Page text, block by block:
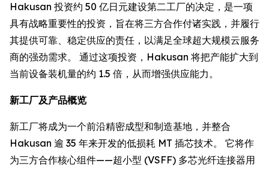
Hakusan 投资约 50 亿日元建设第二工厂的决定，是一项
具有战略重要性的投资，旨在将三方合作付诸实践，并履行
其提供可靠、稳定供应的责任，以满足全球超大规模云服务
商的强劲需求。 通过这项投资，Hakusan 将把产能扩大到
当前设备装机量的约 1.5 倍，从而增强供应能力。
新工厂及产品概览
新工厂将成为一个前沿精密成型和制造基地，并整合
Hakusan 逾 35 年来开发的低损耗 MT 插芯技术。 它将作
为三方合作核心组件——超小型 (VSFF) 多芯光纤连接器用